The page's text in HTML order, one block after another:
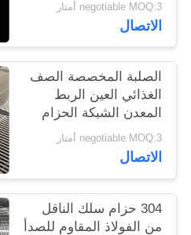
negotiable MOQ:3 أمتار
الاتصال
الصلبة المخصصة الصف
الغذائي العين الربط
المعدن الشبكة الحزام
الناقل
negotiable MOQ:3 أمتار
الاتصال
304 حزام سلك الناقل
من الفولاذ المقاوم للصدأ